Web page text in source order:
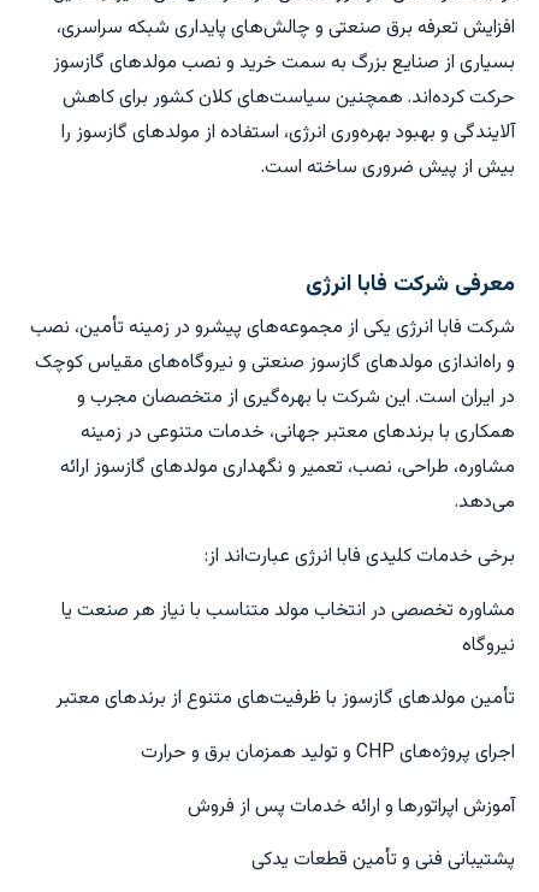
افزایش تعرفه برق صنعتی و چالش‌های پایداری شبکه سراسری،
بسیاری از صنایع بزرگ به سمت خرید و نصب مولدهای گازسوز
حرکت کرده‌اند. همچنین سیاست‌های کلان کشور برای کاهش
آلایندگی و بهبود بهره‌وری انرژی، استفاده از مولدهای گازسوز را
بیش از پیش ضروری ساخته است.
معرفی شرکت فابا انرژی
شرکت فابا انرژی یکی از مجموعه‌های پیشرو در زمینه تأمین، نصب
و راه‌اندازی مولدهای گازسوز صنعتی و نیروگاه‌های مقیاس کوچک
در ایران است. این شرکت با بهره‌گیری از متخصصان مجرب و
همکاری با برندهای معتبر جهانی، خدمات متنوعی در زمینه
مشاوره، طراحی، نصب، تعمیر و نگهداری مولدهای گازسوز ارائه
می‌دهد.
برخی خدمات کلیدی فابا انرژی عبارت‌اند از:
مشاوره تخصصی در انتخاب مولد متناسب با نیاز هر صنعت یا
نیروگاه
تأمین مولدهای گازسوز با ظرفیت‌های متنوع از برندهای معتبر
اجرای پروژه‌های CHP و تولید همزمان برق و حرارت
آموزش اپراتورها و ارائه خدمات پس از فروش
پشتیبانی فنی و تأمین قطعات یدکی